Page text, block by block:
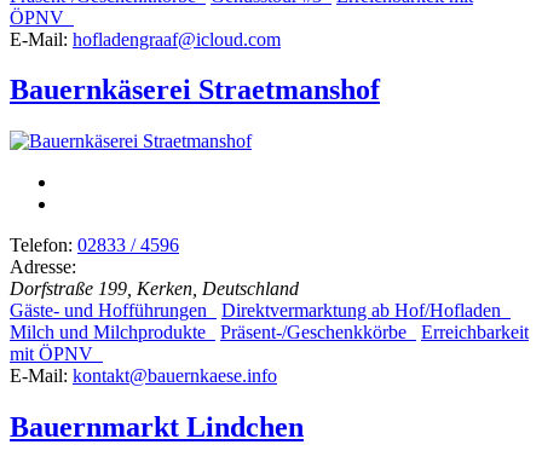
ÖPNV
E-Mail: hofladengraaf@icloud.com
Bauernkäserei Straetmanshof
Telefon: 02833 / 4596
Adresse:
Dorfstraße 199, Kerken, Deutschland
Gäste- und Hofführungen
Direktvermarktung ab Hof/Hofladen
Milch und Milchprodukte
Präsent-/Geschenkkörbe
Erreichbarkeit
mit ÖPNV
E-Mail: kontakt@bauernkaese.info
Bauernmarkt Lindchen